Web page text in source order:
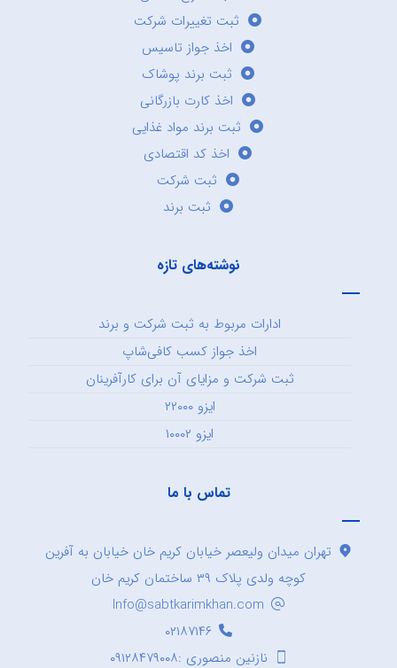
ثبت تغییرات شرکت
اخذ جواز تاسیس
ثبت برند پوشاک
اخذ کارت بازرگانی
ثبت برند مواد غذایی
اخذ کد اقتصادی
ثبت شرکت
ثبت برند
نوشته‌های تازه
ادارات مربوط به ثبت شرکت و برند
اخذ جواز کسب کافی‌شاپ
ثبت شرکت و مزایای آن برای کارآفرینان
ایزو ۲۲۰۰۰
ایزو ۱۰۰۰۲
تماس با ما
تهران میدان ولیعصر خیابان کریم خان خیابان به آفرین
کوچه ولدی پلاک ۳۹ ساختمان کریم خان
Info@sabtkarimkhan.com
۰۲۱۸۷۱۴۶
نازنین منصوری :۰۹۱۲۸۴۷۹۰۰۸